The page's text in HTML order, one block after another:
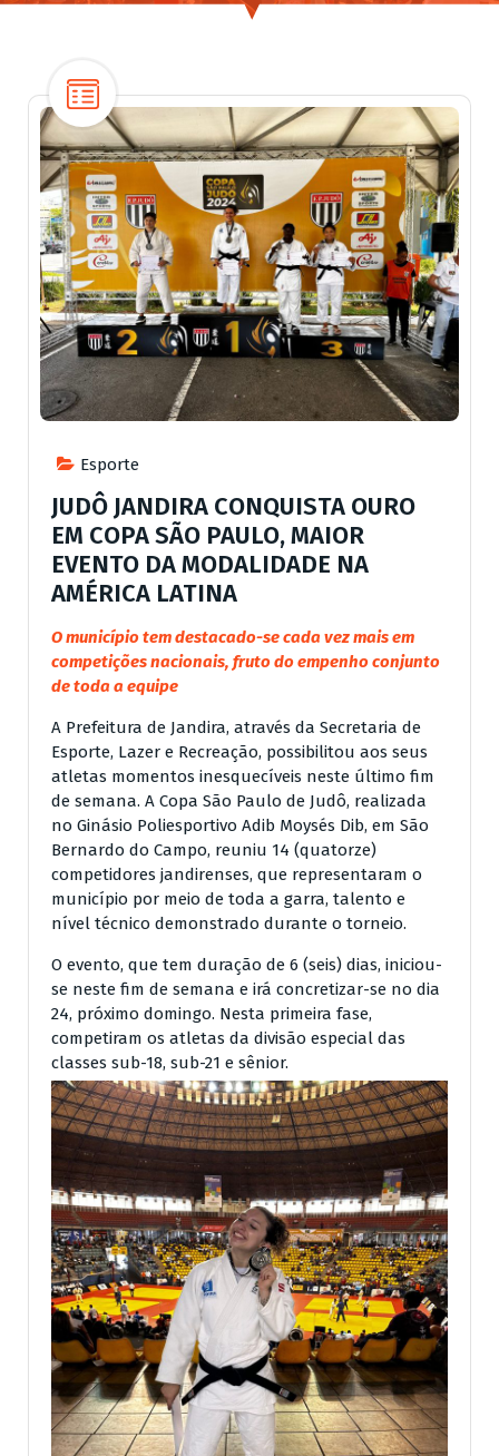
Esporte
JUDÔ JANDIRA CONQUISTA OURO
EM COPA SÃO PAULO, MAIOR
EVENTO DA MODALIDADE NA
AMÉRICA LATINA
O município tem destacado-se cada vez mais em
competições nacionais, fruto do empenho conjunto
de toda a equipe
A Prefeitura de Jandira, através da Secretaria de
Esporte, Lazer e Recreação, possibilitou aos seus
atletas momentos inesquecíveis neste último fim
de semana. A Copa São Paulo de Judô, realizada
no Ginásio Poliesportivo Adib Moysés Dib, em São
Bernardo do Campo, reuniu 14 (quatorze)
competidores jandirenses, que representaram o
município por meio de toda a garra, talento e
nível técnico demonstrado durante o torneio.
O evento, que tem duração de 6 (seis) dias, iniciou-
se neste fim de semana e irá concretizar-se no dia
24, próximo domingo. Nesta primeira fase,
competiram os atletas da divisão especial das
classes sub-18, sub-21 e sênior.